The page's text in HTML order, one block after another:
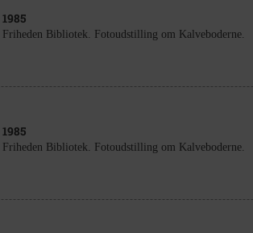
1985
Friheden Bibliotek. Fotoudstilling om Kalveboderne.
1985
Friheden Bibliotek. Fotoudstilling om Kalveboderne.